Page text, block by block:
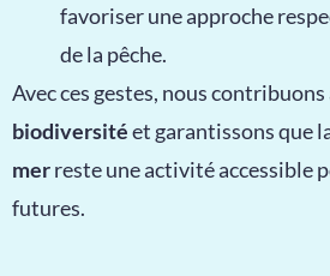
favoriser une approche
de la pêche.
Avec ces gestes, nous contribuons
biodiversitéet garantissons que
merreste une activité accessible
futures.